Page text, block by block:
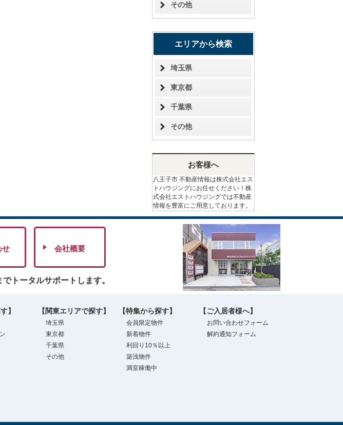
その他
エリアから検索
埼玉県
東京都
千葉県
その他
お客様へ
八王子市 不動産情報は株式会社エス
トハウジングにお任せください！株
式会社エストハウジングでは不動産
情報を豊富にご用意しております。
せ 会社概要
トータルサポートします。
】 【関東エリアで探す】
埼玉県
東京都
千葉県
その他
【特集から探す】
会員限定物件
新着物件
利回り10％以上
築浅物件
満室稼働中
【ご入居者様へ】
お問い合わせフォーム
解約通知フォーム